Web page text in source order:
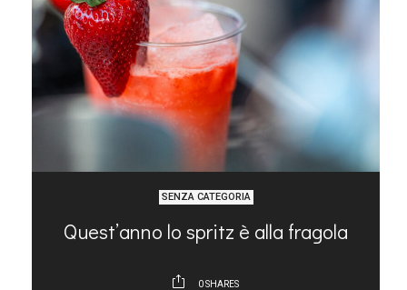
SENZA CATEGORIA
Quest’anno lo spritz è alla fragola
0SHARES